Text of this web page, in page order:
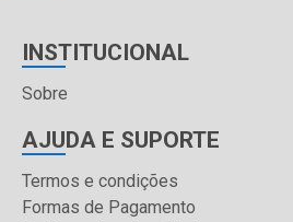
INSTITUCIONAL
Sobre
AJUDA E SUPORTE
Termos e condições
Formas de Pagamento